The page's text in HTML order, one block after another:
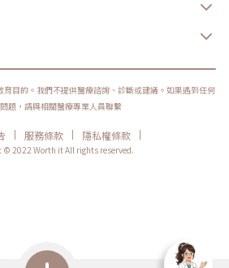
目的。我們不提供醫療諮詢、診斷或建議。如果遇到任何
題，請與相關醫療專業人員聯繫
| 服務條款 | 隱私權條款
|
© 2022 Worth it All rights reserved.